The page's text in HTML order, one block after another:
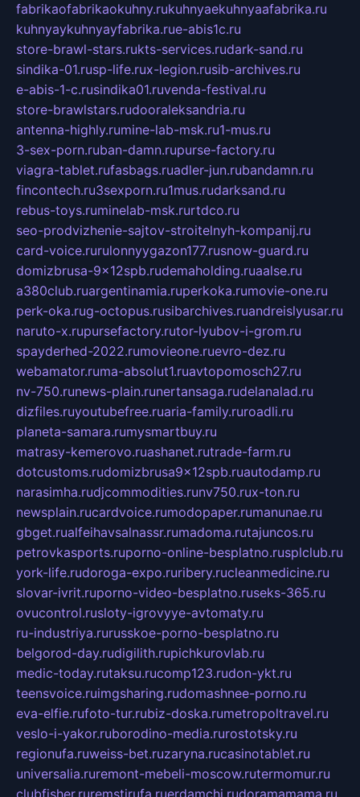
fabrikaofabrikaokuhny.rukuhnyaekuhnyaafabrika.ru
kuhnyaykuhnyayfabrika.rue-abis1c.ru
store-brawl-stars.rukts-services.rudark-sand.ru
sindika-01.rusp-life.rux-legion.rusib-archives.ru
e-abis-1-c.rusindika01.ruvenda-festival.ru
store-brawlstars.rudooraleksandria.ru
antenna-highly.rumine-lab-msk.ru1-mus.ru
3-sex-porn.ruban-damn.rupurse-factory.ru
viagra-tablet.rufasbags.ruadler-jun.rubandamn.ru
fincontech.ru3sexporn.ru1mus.rudarksand.ru
rebus-toys.ruminelab-msk.rurtdco.ru
seo-prodvizhenie-sajtov-stroitelnyh-kompanij.ru
card-voice.rurulonnyygazon177.rusnow-guard.ru
domizbrusa-9x12spb.rudemaholding.ruaalse.ru
a380club.ruargentinamia.ruperkoka.rumovie-one.ru
perk-oka.rug-octopus.rusibarchives.ruandreislyusar.ru
naruto-x.rupursefactory.rutor-lyubov-i-grom.ru
spayderhed-2022.rumovieone.ruevro-dez.ru
webamator.ruma-absolut1.ruavtopomosch27.ru
nv-750.runews-plain.runertansaga.rudelanalad.ru
dizfiles.ruyoutubefree.ruaria-family.ruroadli.ru
planeta-samara.rumysmartbuy.ru
matrasy-kemerovo.ruashanet.rutrade-farm.ru
dotcustoms.rudomizbrusa9x12spb.ruautodamp.ru
narasimha.rudjcommodities.runv750.rux-ton.ru
newsplain.rucardvoice.rumodopaper.rumanunae.ru
gbget.rualfeihavsalnassr.rumadoma.rutajuncos.ru
petrovkasports.ruporno-online-besplatno.rusplclub.ru
york-life.rudoroga-expo.ruribery.rucleanmedicine.ru
slovar-ivrit.ruporno-video-besplatno.ruseks-365.ru
ovucontrol.rusloty-igrovyye-avtomaty.ru
ru-industriya.rurusskoe-porno-besplatno.ru
belgorod-day.rudigilith.rupichkurovlab.ru
medic-today.rutaksu.rucomp123.rudon-ykt.ru
teensvoice.ruimgsharing.rudomashnee-porno.ru
eva-elfie.rufoto-tur.rubiz-doska.rumetropoltravel.ru
veslo-i-yakor.ruborodino-media.rurostotsky.ru
regionufa.ruweiss-bet.ruzaryna.rucasinotablet.ru
universalia.ruremont-mebeli-moscow.rutermomur.ru
clubfisher.ruremstirufa.ruerdamchi.rudoramamama.ru